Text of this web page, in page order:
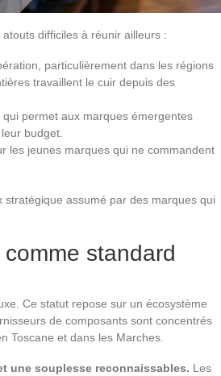
difficiles à réunir ailleurs :
particulièrement dans les régions
travaillent le cuir depuis des
permet aux marques émergentes
budget.
les jeunes marques qui ne commandent
stratégique assumé par des marques qui
standard
Ce statut repose sur un écosystème
de composants sont concentrés
Toscane et dans les Marches.
une souplesse reconnaissables. Les